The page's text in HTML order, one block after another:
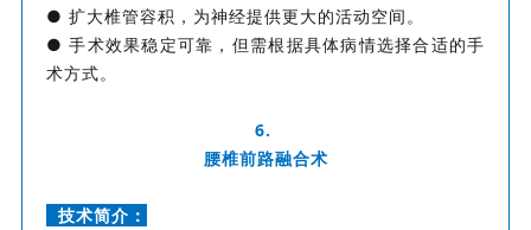
● 扩大椎管容积，为神经提供更大的活动空间。
● 手术效果稳定可靠，但需根据具体病情选择合适的手
术方式。
6.
腰椎前路融合术
技术简介：